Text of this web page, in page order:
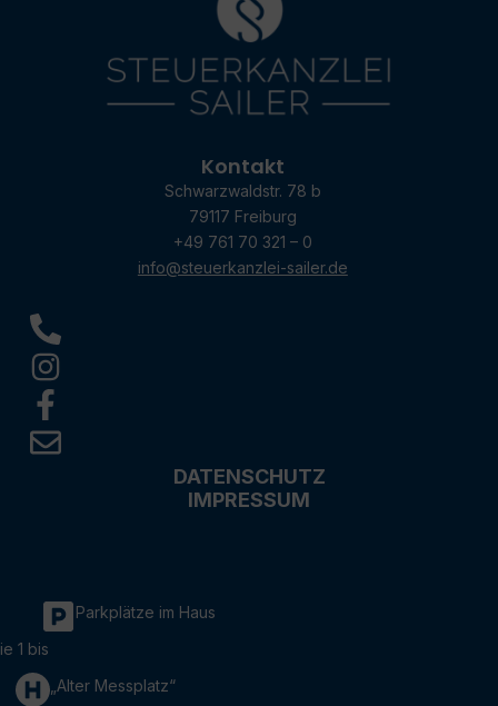
Kontakt
Schwarzwaldstr. 78 b
79117 Freiburg
+49 761 70 321 – 0
info@steuerkanzlei-sailer.de
DATENSCHUTZ
IMPRESSUM
Parkplätze im Haus
1 bis
„Alter Messplatz“